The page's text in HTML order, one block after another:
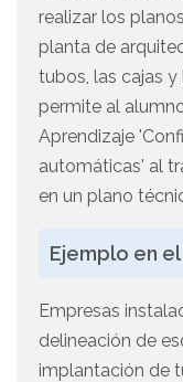
realizar los
planta de
tubos, las cajas
permite al
Aprendizaje
automáticas' al
en un plano
Ejemplo en
Empresas
delineación de
implantación de